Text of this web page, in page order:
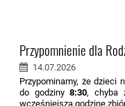
Przypomnienie dla
14.07.2026
Przypominamy, że dzieci
do godziny8:30, chyba
wcześniejszą godzinę